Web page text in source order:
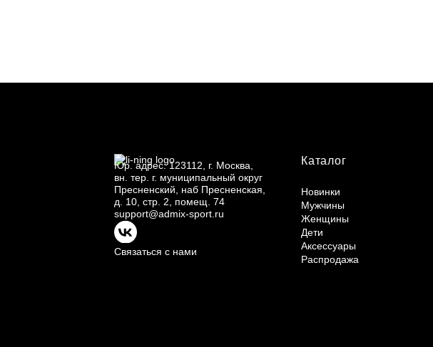
Юр. адрес: 123112, г. Москва,
вн. тер. г. муниципальный округ
Пресненский, наб Пресненская,
д.
10, стр. 2, помещ. 74
support@admix-sport.ru
Связаться с нами
Каталог
Новинки
Мужчины
Женщины
Дети
Аксессуары
Распродажа